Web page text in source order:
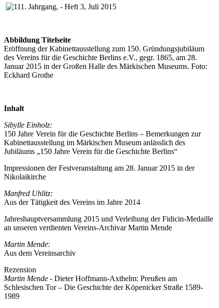
Abbildung Titelseite
Eröffnung der Kabinettausstellung zum 150. Gründungsjubiläum
des Vereins für die Geschichte Berlins e.V., gegr. 1865, am 28.
Januar 2015 in der Großen Halle des Märkischen Museums. Foto:
Eckhard Grothe
Inhalt
Sibylle Einholz:
150 Jahre Verein für die Geschichte Berlins – Bemerkungen zur
Kabinettausstellung im Märkischen Museum anlässlich des
Jubiläums „150 Jahre Verein für die Geschichte Berlins“
Impressionen der Festveranstaltung am 28. Januar 2015 in der
Nikolaikirche
Manfred Uhlitz:
Aus der Tätigkeit des Vereins im Jahre 2014
Jahreshauptversammlung 2015 und Verleihung der Fidicin-Medaille
an unseren verdienten Vereins-Archivar Martin Mende
Martin Mende:
Aus dem Vereinsarchiv
Rezension
Martin Mende - Dieter Hoffmann-Axthelm: Preußen am
Schlesischen Tor – Die Geschichte der Köpenicker Straße 1589-
1989